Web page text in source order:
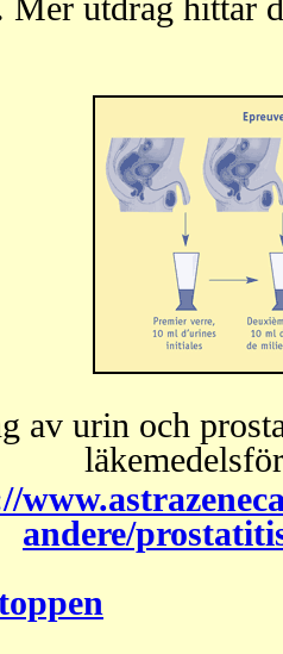
Mer utdrag hittar
av urin och
andere/